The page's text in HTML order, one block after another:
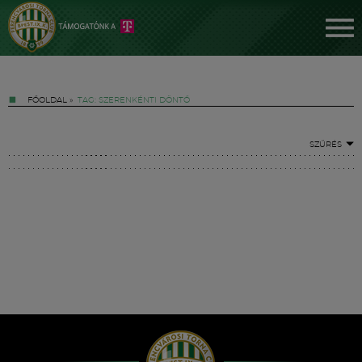
FŐOLDAL » TAG: SZERENKÉNTI DÖNTŐ
SZŰRÉS
Hírek